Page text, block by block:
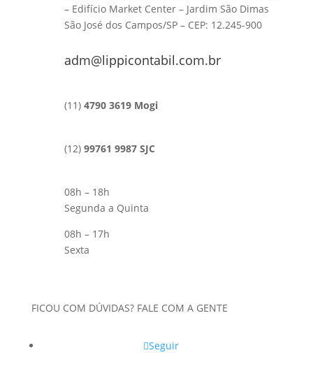
– Edifício Market Center – Jardim São Dimas
São José dos Campos/SP – CEP: 12.245-900
adm@lippicontabil.com.br
(11) 4790 3619 Mogi
(12) 99761 9987 SJC
08h – 18h
Segunda a Quinta
08h – 17h
Sexta
FICOU COM DÚVIDAS? FALE COM A GENTE
Seguir